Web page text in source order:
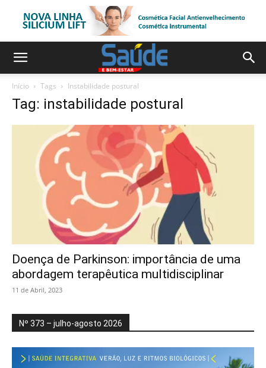
Início Tags Instabilidade postural
Tag: instabilidade postural
Doença de Parkinson: importância de uma
abordagem terapêutica multidisciplinar
11 de Abril, 2023
Nº 373 – julho-agosto 2026